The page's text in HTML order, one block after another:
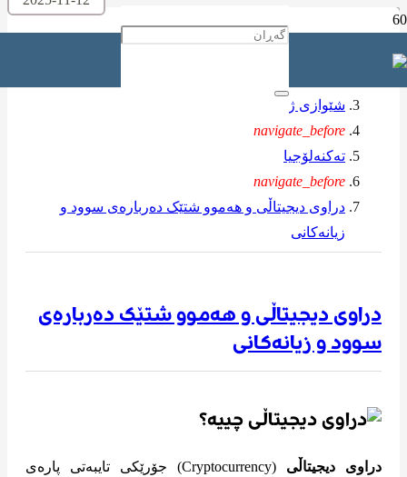
شێوازی ژیان
navigate_before
تەکنەلۆجیا
navigate_before
دراوی دیجیتاڵی و هەموو شتێک دەربارەی سوود و
زیانەکانی
دراوی دیجیتاڵی و هەموو شتێک دەربارەی
سوود و زیانەکانی
دراوی دیجیتاڵی
(Cryptocurrency) جۆرێکی تایبەتی پارەی